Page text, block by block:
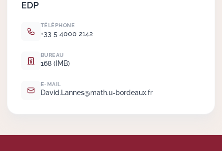
EDP
TÉLÉPHONE
+33 5 4000 2142
BUREAU
168 (IMB)
E-MAIL
David. Lannes@math.u-bordeaux.fr